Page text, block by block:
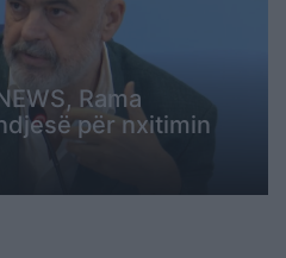
Rama
për nxitimin